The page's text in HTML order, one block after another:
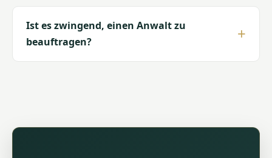
Ist es zwingend, einen Anwalt zu
beauftragen?